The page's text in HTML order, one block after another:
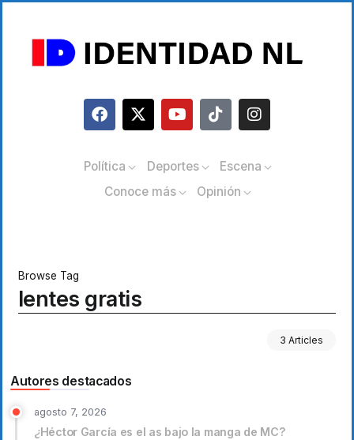
Política Deportes
Escena
Conoce más
Opinión
Browse Tag
lentes gratis
3 Articles
Autores destacados
agosto 7, 2026
¿Héctor García es el as bajo la manga de MC?